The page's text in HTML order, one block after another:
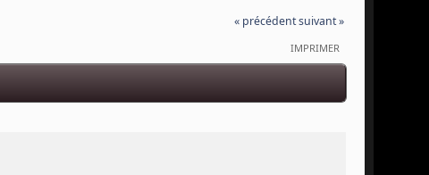
« précédentsuivant »
IMPRIMER